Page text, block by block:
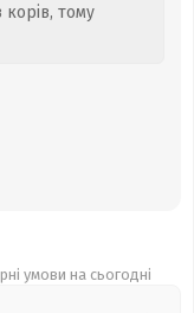
тому
умови на сьогодні